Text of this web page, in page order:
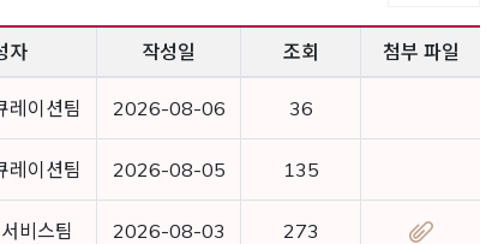
자 작성일 조회 첨부 파일
레이션팀 2026-08-06 36
레이션팀 2026-08-05 135
비스팀 2026-08-03 273